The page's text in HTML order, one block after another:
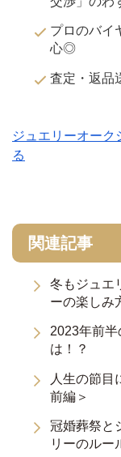
プロのバイ
心◎
査定・返品
ジュエリーオーク
る
関連記事
冬もジュエ
ーの楽しみ
2023年前
は！？
人生の節目
前編＞
冠婚葬祭と
リーのルー